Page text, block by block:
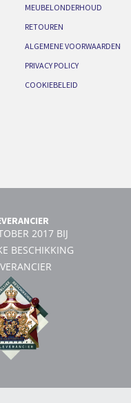
MEUBELONDERHOUD
RETOUREN
ALGEMENE VOORWAARDEN
PRIVACY POLICY
COOKIEBELEID
2017 BIJ
BESCHIKKING